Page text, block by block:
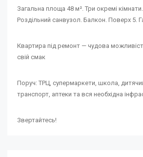
Загальна площа 48 м². Три окремі
Роздільний санвузол. Балкон. Поверх 5.
Квартира під ремонт — чудова
свій смак
Поруч: ТРЦ, супермаркети, школа,
транспорт, аптеки та вся необхідна
Звертайтесь!